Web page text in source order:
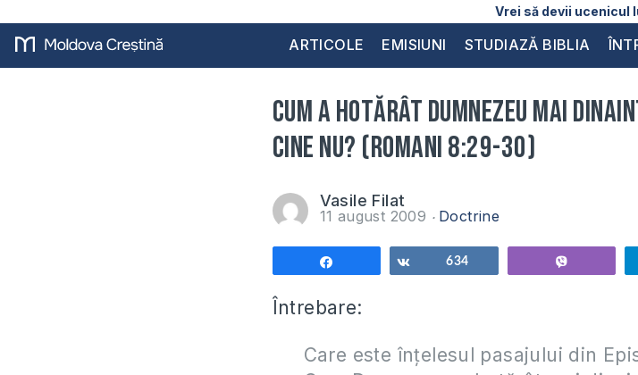
Vrei să devii ucenicul
ARTICOLE EMISIUNI STUDIAZĂ BIBLIA
Cum a hotărât Dumnezeu mai
cine nu? (Romani 8:29-30)
Vasile Filat
11 august 2009 Doctrine
Share634
Întrebare:
Care este înţelesul pasajului din